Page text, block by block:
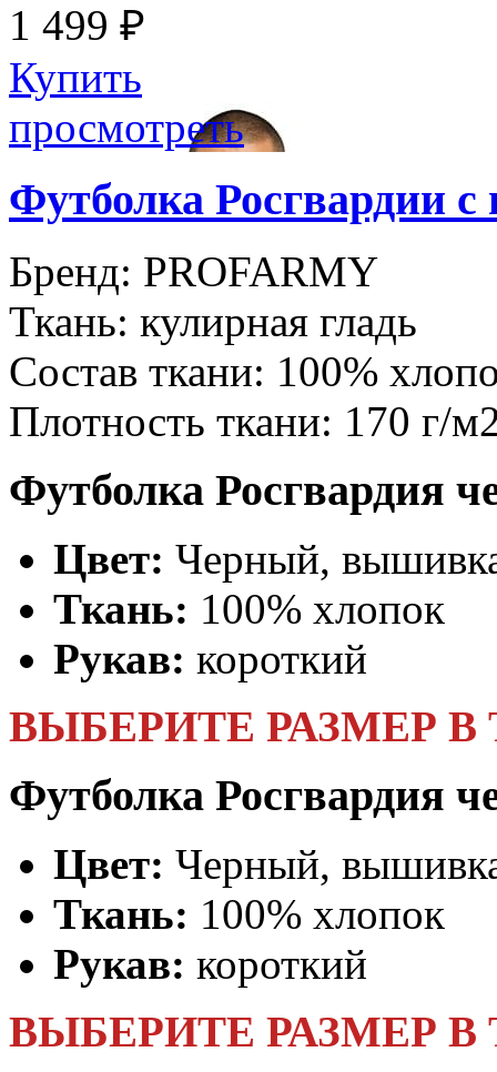
1 499 ₽
Купить
просмотреть
Футболка Росгвардии
Бренд: PROFARMY
Ткань: кулирная гладь
Состав ткани: 100%
Плотность ткани: 170 г/
Футболка Росгвардия
Цвет: Черный,
Ткань: 100% хлопок
Рукав: короткий
ВЫБЕРИТЕ РАЗМЕР В
Футболка Росгвардия
Цвет: Черный,
Ткань: 100% хлопок
Рукав: короткий
ВЫБЕРИТЕ РАЗМЕР В